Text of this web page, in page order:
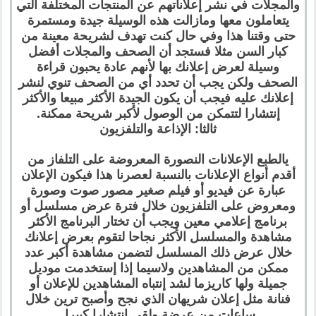
والمجلات في نشر إعلاناتهم عن المنتجات المختلفة التي
يتعاملون معها ومازالت هذه الوسيلة جيدة ومستمرة
حتى وقتنا هذا وفي حال كنت تهدف لشريحة معينة من
كبار السن مثلا فستجد أن الصحف والمجلات أفضل
وسيلة لعرض إعلانك بها لأنهم عادة يحبون قراءة
الصحف ولكن يجب أن تحدد أي من الصحف تنوي لنشر
إعلانك عليه فيجب أن يكون الجيدة الأكثر مبيعا والأكثر
إنتشارا لتتمكن من الوصول لأكبر شريحة ممكنة.
ثالثا: الإذاعة والتلفزيون
يالطبع الإعلانات النصورة المعروضة على التلفاز من
أقدم أنواع الإعلانات بالنسبة لعصرنا هذا فيكون الإعلان
عبارة عن فيديو أو فيلم صغير مصور صوت وصورة
ومعروض على التلفزيون خلال فترة عرض مسلسل أو
برنامج إعلامي معين ويجب أن تختار البرنامج الأكثر
مشاهدة والمسلسل الأكثر نجاحا لتقوم بعرض إعلانك
خلال عرض ذلك المسلسل لتضمن مشاهدة أكبر عدد
ممكن من المشاهدين ولاسيما إذا إستخدمت موديل
جميلة ولها كاريزما لشد إنتباه المشاهدين للإعلان أو
فنانة مثل إعلان شريهان الذي نجح وأصبح ترين خلال